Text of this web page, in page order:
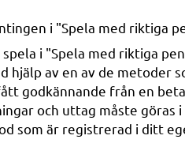
i "Spela med riktiga
i "Spela med riktiga
av en av de metoder
från en
och uttag måste göras
som är registrerad i ditt